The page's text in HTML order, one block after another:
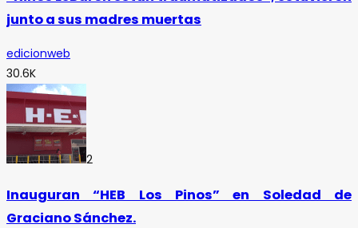
junto a sus madres muertas
edicionweb
30.6K
2
Inauguran “HEB Los Pinos” en Soledad de
Graciano Sánchez.